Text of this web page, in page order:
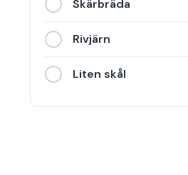
Skärbräda
Rivjärn
Liten skål